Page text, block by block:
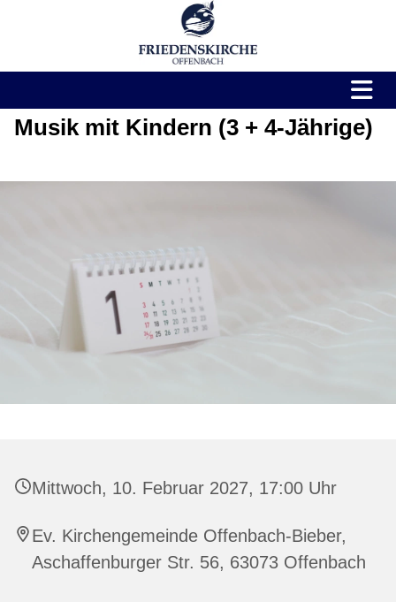
Musik mit Kindern (3 + 4-Jährige)
Mittwoch, 10. Februar 2027, 17:00 Uhr
Ev. Kirchengemeinde Offenbach-Bieber,
Aschaffenburger Str. 56, 63073 Offenbach